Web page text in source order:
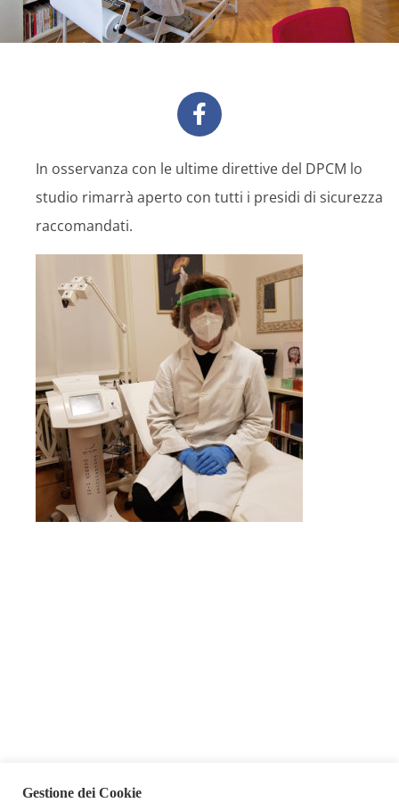
In osservanza con le ultime direttive del DPCM lo
studio rimarrà aperto con tutti i presidi di sicurezza
raccomandati.
Se il Dermobiota soffre…
Gestione dei Cookie